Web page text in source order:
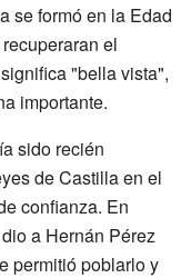
se formó en la Edad
el
"bella vista",
importante.
sido recién
de Castilla en el
confianza. En
a Hernán Pérez
permitió poblarlo y